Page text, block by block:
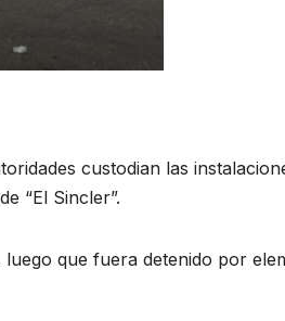
custodian las
“El Sincler”.
que fuera detenido por